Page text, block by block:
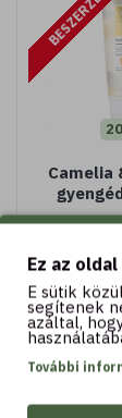
Camelia
2.390
-20 %
Ez az
E sütik
segítenek
azáltal,
További